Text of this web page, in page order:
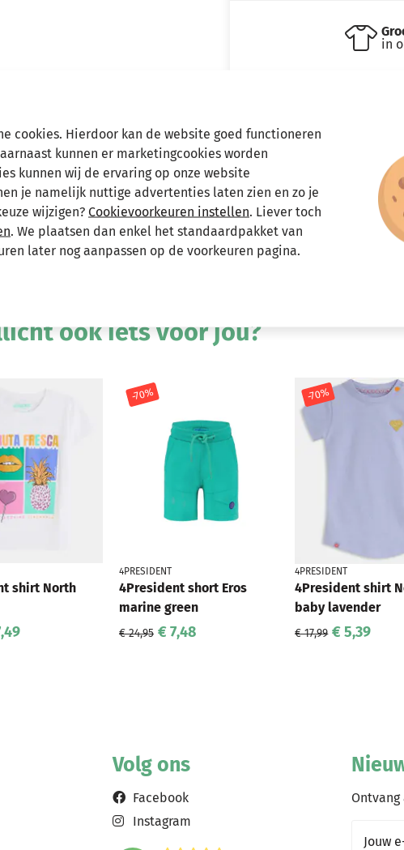
in
tekst ""4P surfing"" en een print
en trendy uitstraling,
Heeft u vragen?
Stuur een e-mail
ook iets voor jou?
shirt North
-70%
4PRESIDENT
4President short Eros
marine green
€ 24,95 € 7,48
-70%
4PRESIDENT
4President shirt
baby lavender
€ 17,99 € 5,39
Volg ons
Facebook
Instagram
Jouw
cookies. Hierdoor kan de website goed functioneren
kunnen er marketingcookies worden
kunnen wij de ervaring op onze website
je namelijk nuttige advertenties laten zien en zo je
wijzigen? Cookievoorkeuren instellen. Liever toch
. We plaatsen dan enkel het standaardpakket van
later nog aanpassen op de voorkeuren pagina.